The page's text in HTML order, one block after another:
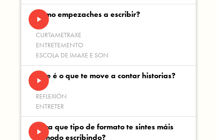
play_arrowComo empezaches a escribir?
CURTAMETRAXE
ENTRETEMENTO
ESCOLA DE IMAXE E SON
play_arrowQue é o que te move a contar historias?
REFLEXIÓN
ENTRETER
play_arrowPara que tipo de formato te sintes máis
cómodo escribindo?